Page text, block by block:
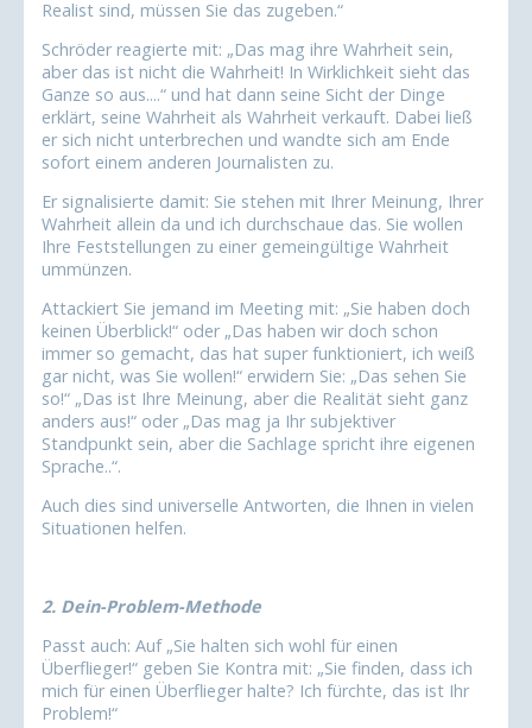
Realist sind, müssen Sie das zugeben.“
Schröder reagierte mit: „Das mag ihre Wahrheit sein,
aber das ist nicht die Wahrheit! In Wirklichkeit sieht das
Ganze so aus....“ und hat dann seine Sicht der Dinge
erklärt, seine Wahrheit als Wahrheit verkauft. Dabei ließ
er sich nicht unterbrechen und wandte sich am Ende
sofort einem anderen Journalisten zu.
Er signalisierte damit: Sie stehen mit Ihrer Meinung, Ihrer
Wahrheit allein da und ich durchschaue das. Sie wollen
Ihre Feststellungen zu einer gemeingültige Wahrheit
ummünzen.
Attackiert Sie jemand im Meeting mit: „Sie haben doch
keinen Überblick!“ oder „Das haben wir doch schon
immer so gemacht, das hat super funktioniert, ich weiß
gar nicht, was Sie wollen!“ erwidern Sie: „Das sehen Sie
so!“ „Das ist Ihre Meinung, aber die Realität sieht ganz
anders aus!“ oder „Das mag ja Ihr subjektiver
Standpunkt sein, aber die Sachlage spricht ihre eigenen
Sprache..“.
Auch dies sind universelle Antworten, die Ihnen in vielen
Situationen helfen.
2. Dein-Problem-Methode
Passt auch: Auf „Sie halten sich wohl für einen
Überflieger!“ geben Sie Kontra mit: „Sie finden, dass ich
mich für einen Überflieger halte? Ich fürchte, das ist Ihr
Problem!“